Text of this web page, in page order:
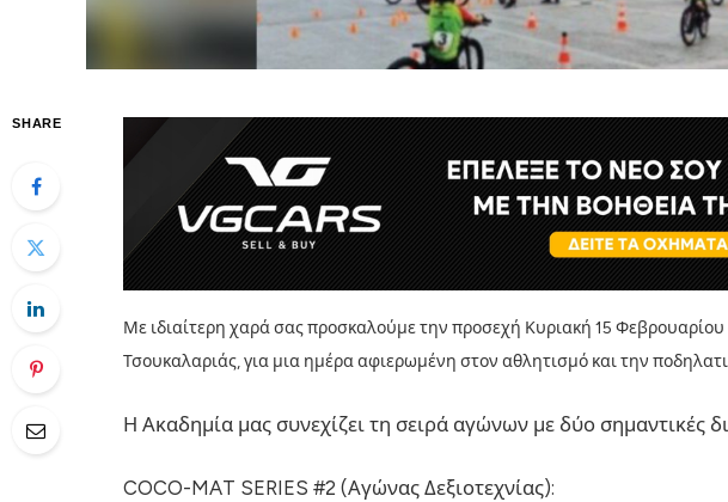
SHARE
Με ιδιαίτερη χαρά σας προσκαλούμε την προσεχή Κυριακή 15
Τσουκαλαριάς, για μια ημέρα αφιερωμένη στον αθλητισμό και την
Η Ακαδημία μας συνεχίζει τη σειρά αγώνων με δύο σημαντικές
COCO-MAT SERIES #2 (Αγώνας Δεξιοτεχνίας):